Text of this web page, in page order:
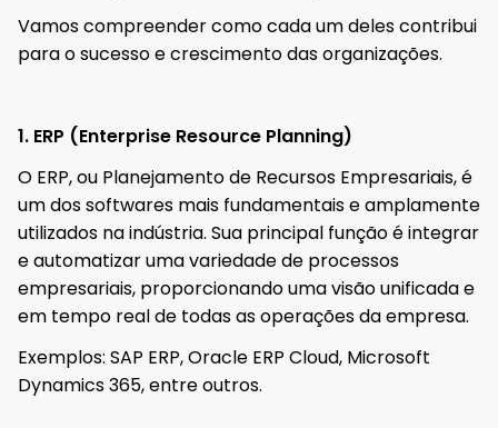
Vamos compreender como cada um deles contribui
para o sucesso e crescimento das organizações.
1. ERP (Enterprise Resource Planning)
O ERP, ou Planejamento de Recursos Empresariais, é
um dos softwares mais fundamentais e amplamente
utilizados na indústria. Sua principal função é integrar
e automatizar uma variedade de processos
empresariais, proporcionando uma visão unificada e
em tempo real de todas as operações da empresa.
Exemplos: SAP ERP, Oracle ERP Cloud, Microsoft
Dynamics 365, entre outros.